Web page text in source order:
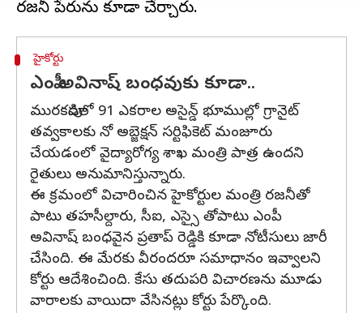
హైకోర్టు
ఎంపీ అవినాష్ బంధవుకు కూడా..
మురకపూడిలో 91 ఎకరాల అసైన్డ్‌ భూముల్లో గ్రానైట్‌
తవ్వకాలకు నో అబ్జెక్షన్‌ సర్టిఫికెట్‌ మంజూరు
చేయడంలో వైద్యారోగ్య శాఖ మంత్రి పాత్ర ఉందని
రైతులు అనుమానిస్తున్నారు.
ఈ క్రమంలో విచారించిన హైకోర్టుల మంత్రి రజనీతో
పాటు తహసీల్దారు, సీఐ, ఎస్సై తోపాటు ఎంపీ
అవినాష్ బంధవైన ప్రతాప్ రెడ్డికి కూడా నోటీసులు జారీ
చేసింది. ఈ మేరకు వీరందరూ సమాధానం ఇవ్వాలని
కోర్టు ఆదేశించింది. కేసు తదుపరి విచారణను మూడు
వారాలకు వాయిదా వేసినట్లు కోర్టు పేర్కొంది.